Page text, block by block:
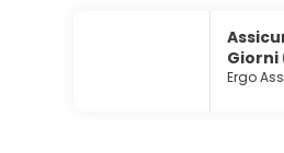
Когда вы проголодаетесь,
Giorni
Ergo